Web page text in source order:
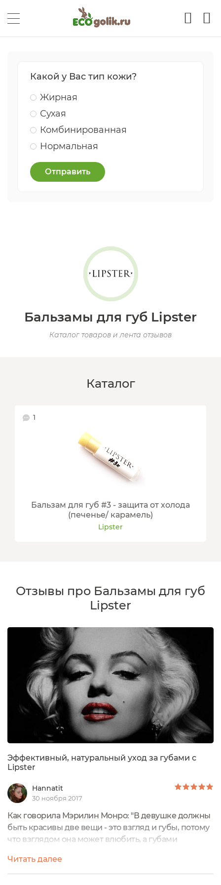
Какой у Вас тип кожи?
Жирная
Сухая
Комбинированная
Нормальная
Отправить
Бальзамы для губ Lipster
Каталог товаров и лента отзывов
Каталог
1
Бальзам для губ #3 - защита от холода
(печенье/ карамель)
Lipster
Отзывы про Бальзамы для губ
Lipster
Эффективный, натуральный уход за губами с
Lipster
Hannatit
30 ноября 2017
Как говорила Мэрилин Монро: "В девушке должны
быть красивы две вещи - это взгляд и губы, потому
что взглядом она может влюбить, а губами
свои губы я теперь знаю - с бальзамами, маслами и
скрабами LIPSTER это возможно и доступно!
Читать далее